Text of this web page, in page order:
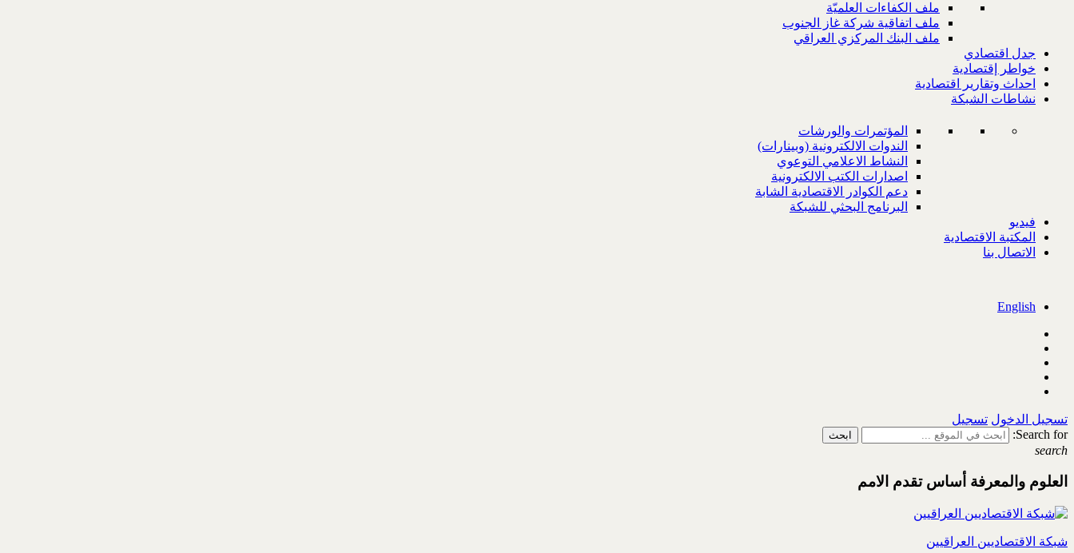
ملف الكفاءات العلميّة
ملف اتفاقية شركة غاز الجنوب
ملف البنك المركزي العراقي
جدل اقتصادي
خواطر إقتصادية
احداث وتقارير اقتصادية
نشاطات الشبكة
المؤتمرات والورشات
الندوات الالكترونية (وبينارات)
النشاط الاعلامي التوعوي
اصدارات الكتب الالكترونية
دعم الكوادر الاقتصادية الشابة
البرنامج البحثي للشبكة
فيديو
المكتبة الاقتصادية
الاتصال بنا
English
تسجيل الدخول تسجيل
Search for:
search
العلوم والمعرفة أساس تقدم الامم
شبكة الاقتصاديين العراقيين